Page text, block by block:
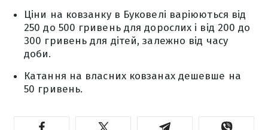
Ціни на ковзанку в Буковелі варіюються від
250 до 500 гривень для дорослих і від 200 до
300 гривень для дітей, залежно від часу
доби.
Катання на власних ковзанах дешевше на
50 гривень.